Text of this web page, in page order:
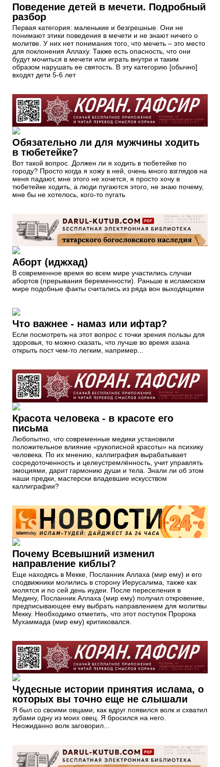
Поведение детей в мечети. Подробный
разбор
Первая категория: маленькие и безгрешные. Они не
понимают этики поведения в мечети и не знают ничего о
молитве. У них нет понимания того, что мечеть – это место
для поклонения Аллаху. Также есть опасность, что они
будут мочиться в мечети или играть внутри и таким
образом нарушать ее святость. В эту категорию [обычно]
входят дети 5-6 лет
Обязательно ли для мужчины ходить
в тюбетейке?
Вот такой вопрос. Должен ли я ходить в тюбетейке по
городу? Просто когда я хожу в ней, очень много взглядов на
меня падают, мне этого не хочется, я просто хочу в
тюбетейке ходить, а люди пугаются этого, не знаю почему,
мне бы не хотелось, кого-то пугать
Аборт (иджхад)
В современное время во всем мире участились случаи
абортов (прерывания беременности). Раньше в исламском
мире подобные факты считались из ряда вон выходящими
Что важнее - намаз или ифтар?
Если посмотреть на этот вопрос с точки зрения пользы для
здоровья, то можно сказать, что лучше во время азана
открыть пост чем-то легким, например...
Красота человека - в красоте его
письма
Любопытно, что современные медики установили
положительное влияние «рукописной красоты» на психику
человека. По их мнению, каллиграфия вырабатывает
сосредоточенность и целеустремлённость, учит управлять
эмоциями, дарит гармонию души и тела. Знали ли об этом
наши предки, мастерски владевшие искусством
каллиграфии?
Почему Всевышний изменил
направление киблы?
Еще находясь в Мекке, Посланник Аллаха (мир ему) и его
сподвижники молились в сторону Иерусалима, также как
молятся и по сей день иудеи. После переселения в
Медину, Посланник Аллаха (мир ему) получил откровение,
предписывающее ему выбрать направлением для молитвы
Мекку. Необходимо отметить, что этот поступок Пророка
Мухаммада (мир ему) критиковался.
Чудесные истории принятия ислама, о
которых вы точно еще не слышали
Я был со своими овцами, как вдруг появился волк и схватил
зубами одну из моих овец. Я бросился на него.
Неожиданно волк заговорил...